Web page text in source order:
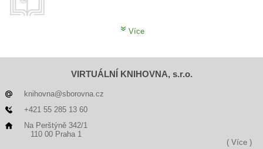
Více
VIRTUÁLNÍ KNIHOVNA, s.r.o.
knihovna@sborovna.cz
+421 55 285 13 60
Na Perštýně 342/1
110 00 Praha 1
( Více )